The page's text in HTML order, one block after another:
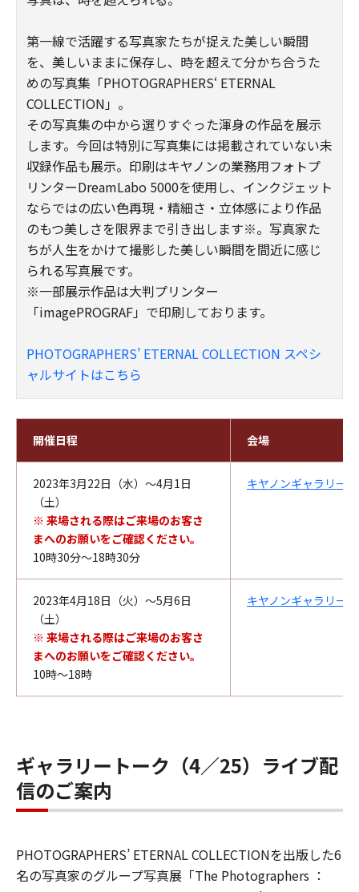
第一線で活躍する写真家たちが捉えた美しい瞬間
を、美しいままに保存し、時を超えて分かち合うた
めの写真集「PHOTOGRAPHERS‘ ETERNAL
COLLECTION」。
その写真集の中から選りすぐった渾身の作品を展示
します。今回は特別に写真集には掲載されていない未
収録作品も展示。印刷はキヤノンの業務用フォトプ
リンターDreamLabo 5000を使用し、インクジェット
ならではの広い色再現・精細さ・立体感により作品
のもつ美しさを限界まで引き出します※。写真家た
ちが人生をかけて撮影した美しい瞬間を間近に感じ
られる写真展です。
※一部展示作品は大判プリンター
「imagePROGRAF」で印刷しております。
PHOTOGRAPHERS’ ETERNAL COLLECTION スペシ
ャルサイトはこちら
開催日程 会場
2023年3月22日（水）～4月1日
（土）
※ 来場される際はご来場のお客さ
まへのお願いをご確認ください。
10時30分～18時30分
キヤノンギャラリー
2023年4月18日（火）～5月6日
（土）
※ 来場される際はご来場のお客さ
まへのお願いをご確認ください。
10時～18時
キヤノンギャラリー
ギャラリートーク（4／25）ライブ配
信のご案内
PHOTOGRAPHERS’ ETERNAL COLLECTIONを出版した6
名の写真家のグループ写真展「The Photographers ：